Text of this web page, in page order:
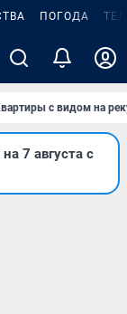
ПОГОДА
с видом на
7 августа с